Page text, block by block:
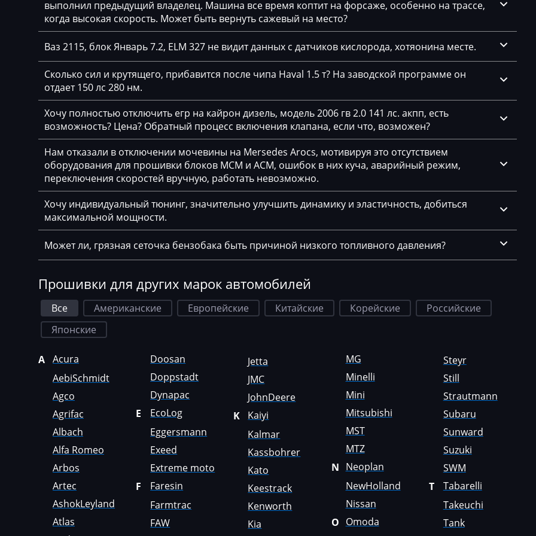
Claas
CMI
Comacchio
Cupra
Dacia
Daewoo
DAF
Daihatsu
Dammann
Derways
Deutz
Dieci
Dodge
Dongfeng
Doosan
Doppstadt
Dynapac
EcoLog
Eggersmann
Exeed
Faresin
выполнил предыдущий владелец. Машина все время коптит на форсаже, особенно на трассе,
когда высокая скорость. Может быть вернуть сажевый на место?
Ваз 2115, блок Январь 7.2, ELM 327 не видит данных с датчиков кислорода, хотяонина месте.
Сколько сил и крутящего, прибавится после чипа Haval 1.5 т? На заводской программе он
отдает 150 лс 280 нм.
Хочу полностью отключить егр на кайрон дизель, модель 2006 гв 2.0 141 лс. акпп, есть
возможность? Цена? Обратный процесс включения клапана, если что, возможен?
Нам отказали в отключении мочевины на Mersedes Arocs, мотивируя это отсутствием
оборудования для прошивки блоков MCM и ACM, ошибок в них куча, аварийный режим,
переключения скоростей вручную, работать невозможно.
Хочу индивидуальный тюнинг, значительно улучшить динамику и эластичность, добиться
максимальной мощности.
Может ли, грязная сеточка бензобака быть причиной низкого топливного давления?
Прошивки для других марок автомобилей
Все Американские Европейские Китайские Корейские
Российские
Японские
A Acura
AebiSchmidt
Agco
Agrifac
Albach
Alfa Romeo
Arbos
Artec
AshokLeyland
Atlas
Doosan
Doppstadt
Dynapac
E
EcoLog
Eggersmann
Exeed
Extreme moto
F
Faresin
Farmtrac
FAW
Jetta
JMC
JohnDeere
K
Kaiyi
Kalmar
Kassbohrer
Kato
Keestrack
Kenworth
Kia
MG
Minelli
Mini
Mitsubishi
MST
MTZ
N Neoplan
NewHolland
Nissan
O Omoda
Steyr
Still
Strautmann
Subaru
Sunward
Suzuki
SWM
T
Tabarelli
Takeuchi
Tank